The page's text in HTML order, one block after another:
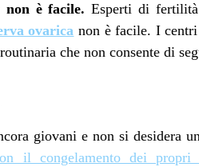
non è facile. Esperti di
ovarica non è facile. I
che non consente di
giovani e non si desidera
il congelamento dei propri